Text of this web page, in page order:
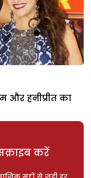
और हनीप्रीत का
करें